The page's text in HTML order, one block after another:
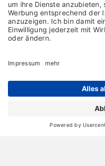
Markenpartner